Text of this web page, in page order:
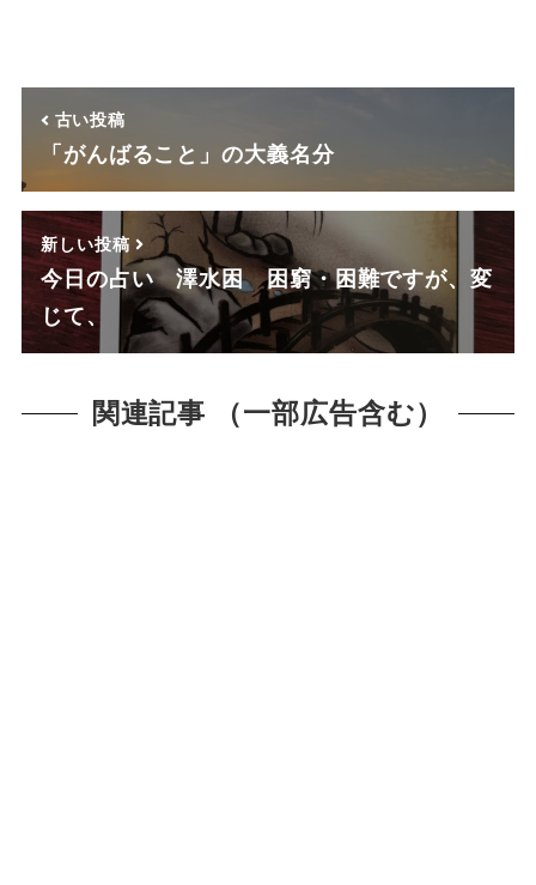
古い投稿
「がんばること」の大義名分
新しい投稿
今日の占い 澤水困 困窮・困難ですが、変
じて、
関連記事 （一部広告含む）